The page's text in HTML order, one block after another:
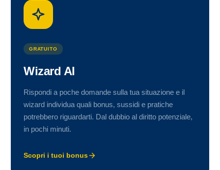
GRATUITO
Wizard AI
Rispondi a poche domande sulla tua situazione e il
wizard individua quali bonus, sussidi e pratiche
potrebbero riguardarti. Dal dubbio al diritto potenziale,
in pochi minuti.
Scopri i tuoi bonus